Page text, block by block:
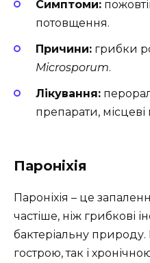
Симптоми:
потовщення.
Причини: грибки
Microsporum.
Лікування:
препарати, місцеві
Пароніхія
Пароніхія – це
частіше, ніж грибкові
бактеріальну
гострою, так і